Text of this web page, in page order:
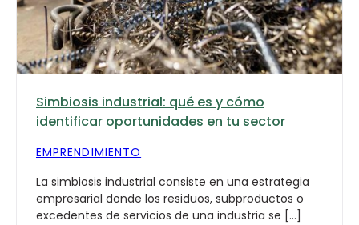
Simbiosis industrial: qué es y cómo
identificar oportunidades en tu sector
EMPRENDIMIENTO
La simbiosis industrial consiste en una estrategia
empresarial donde los residuos, subproductos o
excedentes de servicios de una industria se […]